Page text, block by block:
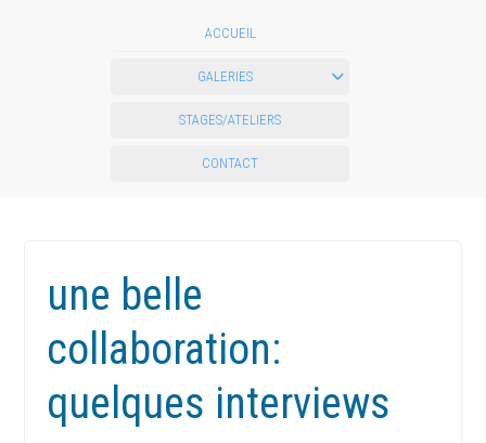
ACCUEIL
GALERIES
STAGES/ATELIERS
CONTACT
une belle
collaboration:
quelques interviews